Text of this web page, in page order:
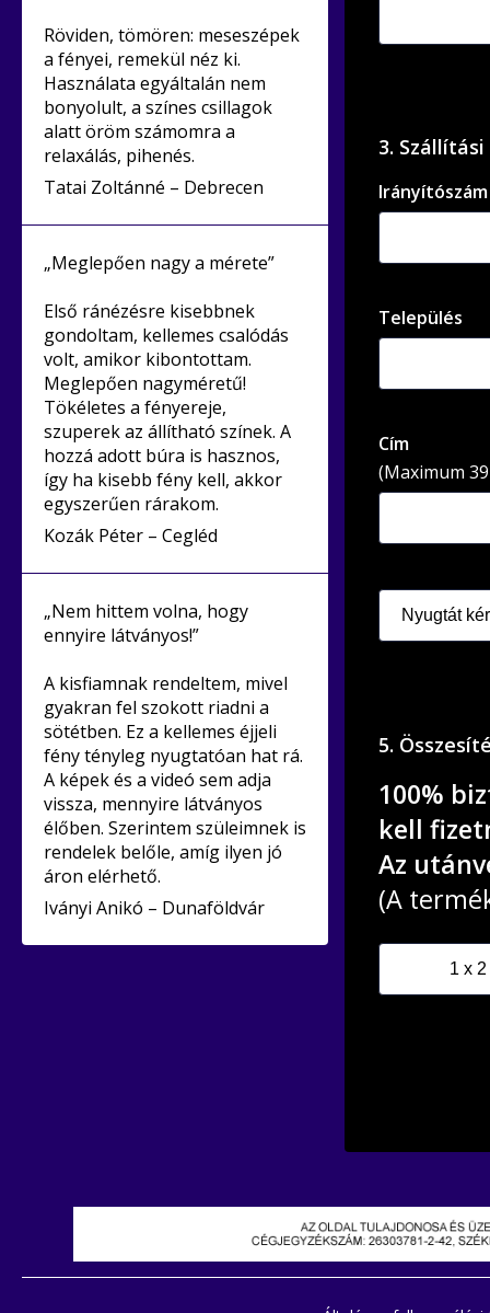
Röviden, tömören: meseszépek
a fényei, remekül néz ki.
Használata egyáltalán nem
bonyolult, a színes csillagok
alatt öröm számomra a
relaxálás, pihenés.
Tatai Zoltánné – Debrecen
„Meglepően nagy a mérete”
Első ránézésre kisebbnek
gondoltam, kellemes csalódás
volt, amikor kibontottam.
Meglepően nagyméretű!
Tökéletes a fényereje,
szuperek az állítható színek. A
hozzá adott búra is hasznos,
így ha kisebb fény kell, akkor
egyszerűen rárakom.
Kozák Péter – Cegléd
„Nem hittem volna, hogy
ennyire látványos!”
A kisfiamnak rendeltem, mivel
gyakran fel szokott riadni a
sötétben. Ez a kellemes éjjeli
fény tényleg nyugtatóan hat rá.
A képek és a videó sem adja
vissza, mennyire látványos
élőben. Szerintem szüleimnek is
rendelek belőle, amíg ilyen jó
áron elérhető.
Iványi Anikó – Dunaföldvár
3.
Irányítószám
Település
Cím
(Maximum
5.
100%
kell
Az
(A